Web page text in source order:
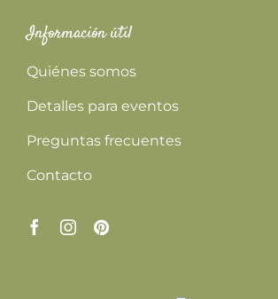
Información útil
Quiénes somos
Detalles para eventos
Preguntas frecuentes
Contacto